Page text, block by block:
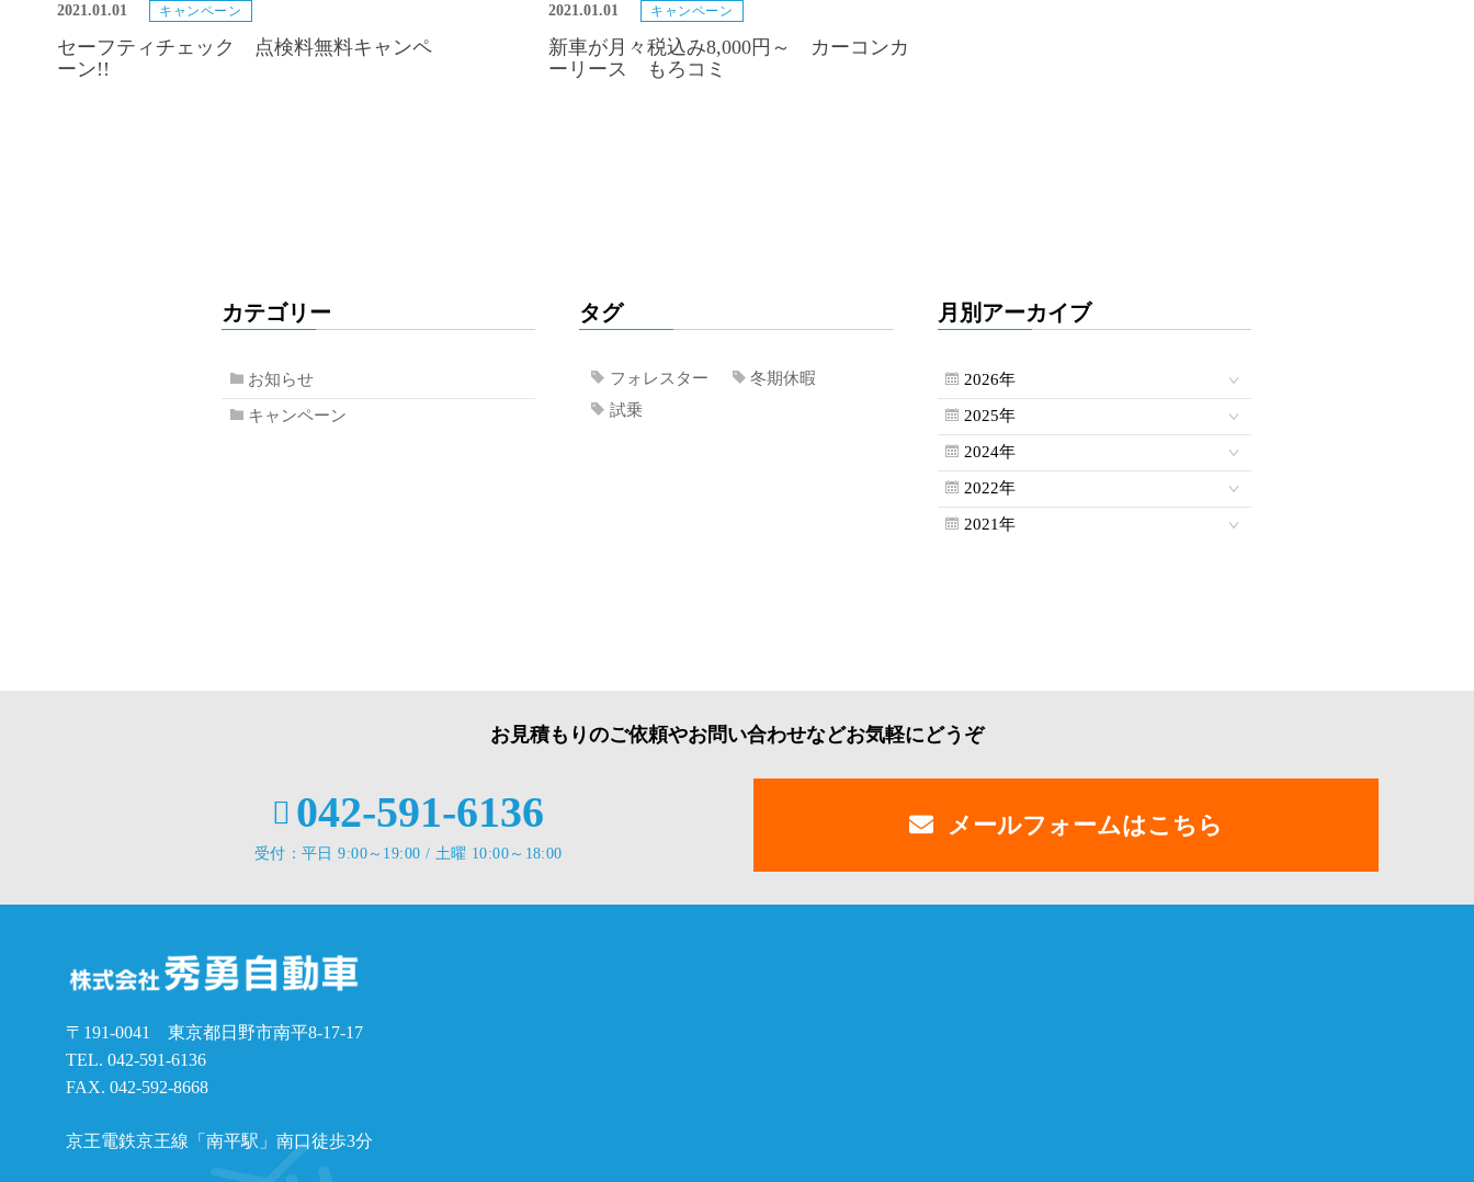
2021.01.01 キャンペーン
セーフティチェック 点検料無料キャンペ
ーン!!
2021.01.01 キャンペーン
新車が月々税込み8,000円～ カーコンカ
ーリース もろコミ
カテゴリー
お知らせ
キャンペーン
タグ
フォレスター
冬期休暇
試乗
月別アーカイブ
2026年
2025年
2024年
2022年
2021年
お見積もりのご依頼やお問い合わせなどお気軽にどうぞ
042-591-6136
受付：平日 9:00～19:00 / 土曜 10:00～18:00
メールフォームはこちら
〒191-0041 東京都日野市南平8-17-17
TEL. 042-591-6136
FAX. 042-592-8668
京王電鉄京王線「南平駅」南口徒歩3分